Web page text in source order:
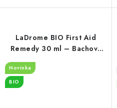
LaDrome BIO First Aid
Remedy 30 ml – Bachovy
Novinka
BIO